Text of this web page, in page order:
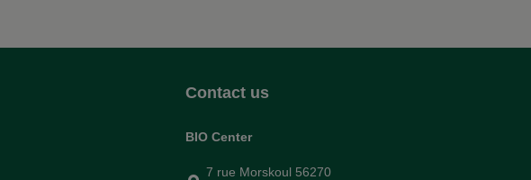
Contact us
BIO Center
7 rue Morskoul 56270